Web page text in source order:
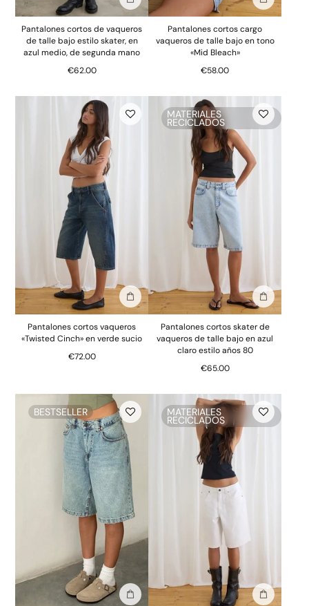
Añadir a la bolsa
Pantalones cortos de vaqueros
de talle bajo estilo skater, en
azul medio, de segunda mano
€62.00
Añadir a la
Pantalones cortos cargo
vaqueros de talle bajo en tono
«Mid Bleach»
€58.00
Añadir a la bolsa
Pantalones cortos vaqueros
«Twisted Cinch» en verde sucio
€72.00
MATERIALES
RECICLADOS
Añadir a la
Pantalones cortos skater de
vaqueros de talle bajo en azul
claro estilo años 80
€65.00
BESTSELLER
Añadir a la bolsa
MATERIALES
RECICLADOS
Añadir a la